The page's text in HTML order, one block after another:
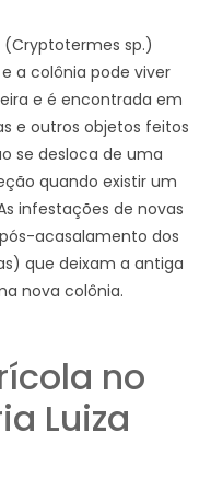
sp.)
a colônia pode viver
e é encontrada em
e outros objetos feitos
se desloca de uma
quando existir um
infestações de novas
acasalamento dos
que deixam a antiga
nova colônia.
no
Luiza